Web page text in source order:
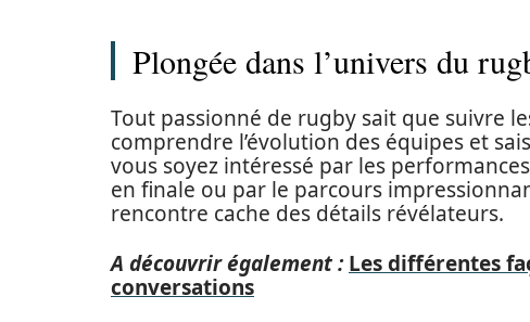
Plongée dans l’univers du
Tout passionné de rugby sait que suivre
comprendre l’évolution des équipes et
vous soyez intéressé par les
en finale ou par le parcours
rencontre cache des détails révélateurs.
A découvrir également : Les différentes
conversations